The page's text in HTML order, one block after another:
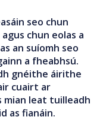
seo chun
chun eolas a
an suíomh seo
a fheabhsú.
gnéithe áirithe
cuairt ar
mian leat tuilleadh
as fianáin.